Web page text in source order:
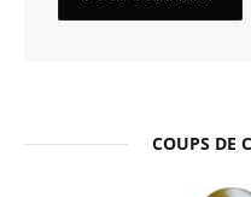
COUPS DE